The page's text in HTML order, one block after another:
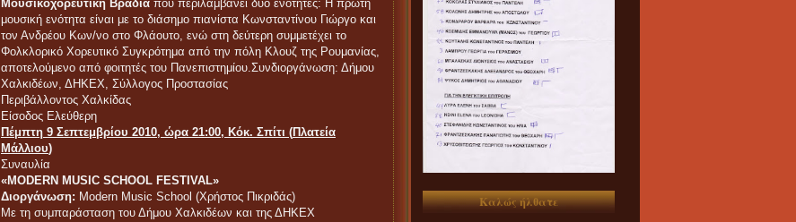
Μουσικοχορευτική Βραδία που περιλαμβάνει δυο ενότητες: Η πρώτη
μουσική ενότητα είναι με το διάσημο πιανίστα Κωνσταντίνου Γιώργο και
τον Ανδρέου Κων/νο στο Φλάουτο, ενώ στη δεύτερη συμμετέχει το
Φολκλορικό Χορευτικό Συγκρότημα από την πόλη Κλουζ της Ρουμανίας,
αποτελούμενο από φοιτητές του Πανεπιστημίου.Συνδιοργάνωση: Δήμου
Χαλκιδέων, ΔΗΚΕΧ, Σύλλογος Προστασίας
Περιβάλλοντος Χαλκίδας
Είσοδος Ελεύθερη
Πέμπτη 9 Σεπτεμβρίου 2010, ώρα 21:00, Κόκ. Σπίτι (Πλατεία
Μάλλιου)
Συναυλία
«MODERN MUSIC SCHOOL FESTIVAL»
Διοργάνωση: Modern Music School (Χρήστος Πικριδάς)
Με τη συμπαράσταση του Δήμου Χαλκιδέων και της ΔΗΚΕΧ
Καλώς ήλθατε